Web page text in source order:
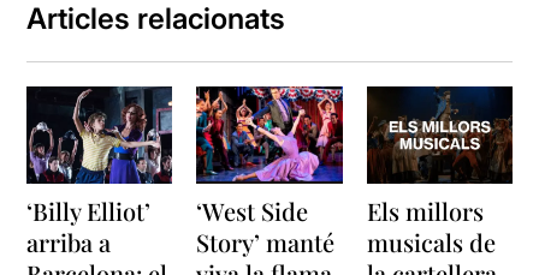
Articles relacionats
‘Billy Elliot’
arriba a
‘West Side
Story’ manté
Els millors
musicals de